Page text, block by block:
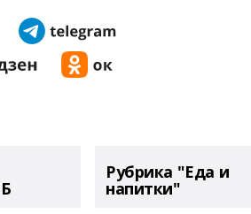
Рубрика "Еда и
напитки"